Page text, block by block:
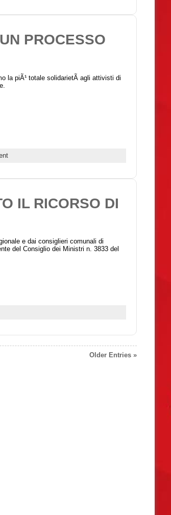
PROCESSO
la piÃ¹ totale solidarietÃ agli attivisti di
IL RICORSO DI
e dai consiglieri comunali di
del Consiglio dei Ministri n. 3833 del
Older Entries »